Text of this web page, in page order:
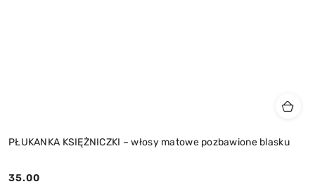
PŁUKANKA KSIĘŻNICZKI – włosy matowe pozbawione blasku
35.00